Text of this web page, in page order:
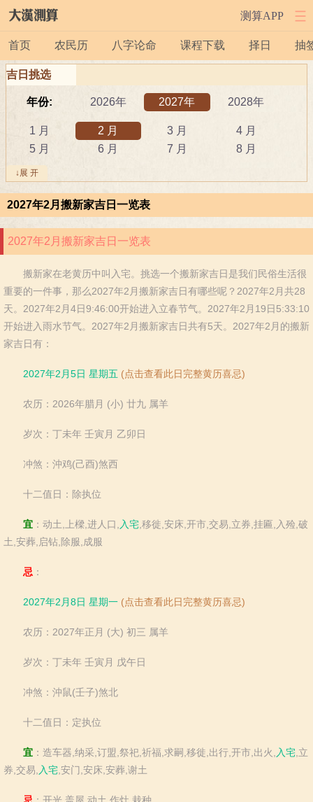
测算APP
首页 农民历 八字论命 课程下载 择日 抽
吉日挑选
年份: 2026年 2027年 2028年
1 月 2 月 3 月
4 月
5 月
6 月 7 月
8 月
9 月
吉日: 安葬 出行
动土
祭祀
结婚
订婚
破土 搬新家
谢土
修坟
装修
属相: 鼠 牛
虎
兔
龙 蛇
马
羊
猴 鸡
狗
猪
↓展 开
2027年2月搬新家吉日一览表
2027年2月搬新家吉日一览表
搬新家在老黄历中叫入宅。挑选一个搬新家吉日是我们民俗生活很
重要的一件事，那么2027年2月搬新家吉日有哪些呢？2027年2月共28
天。2027年2月4日9:46:00开始进入立春节气。2027年2月19日5:33:10
开始进入雨水节气。2027年2月搬新家吉日共有5天。2027年2月的搬新
家吉日有：
2027年2月5日 星期五 (点击查看此日完整黄历喜忌)
农历：2026年腊月 (小) 廿九 属羊
岁次：丁未年 壬寅月 乙卯日
冲煞：沖鸡(己酉)煞西
十二值日：除执位
宜 ：动土,上樑,进人口, 入宅 ,移徙,安床,开市,交易,立券,挂匾,入殓,破
土,安葬,启钻,除服,成服
忌 ：
2027年2月8日 星期一 (点击查看此日完整黄历喜忌)
农历：2027年正月 (大) 初三 属羊
岁次：丁未年 壬寅月 戊午日
冲煞：沖鼠(壬子)煞北
十二值日：定执位
宜 ：造车器,纳采,订盟,祭祀,祈福,求嗣,移徙,出行,开市,出火, 入宅 ,立
券,交易, 入宅 ,安门,安床,安葬,谢土